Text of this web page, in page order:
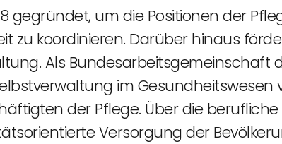
gegründet, um die Positionen der
zu koordinieren. Darüber hinaus
Als Bundesarbeitsgemeinschaft
im Gesundheitswesen
der Pflege. Über die
Versorgung der